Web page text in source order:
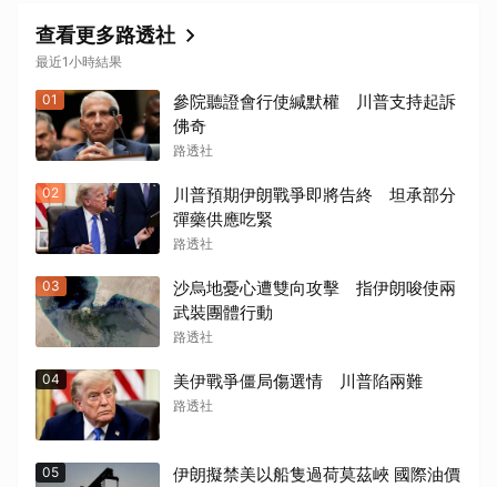
查看更多路透社
最近1小時結果
01
參院聽證會行使緘默權 川普支持起訴
佛奇
路透社
02
川普預期伊朗戰爭即將告終 坦承部分
彈藥供應吃緊
路透社
03
沙烏地憂心遭雙向攻擊 指伊朗唆使兩
武裝團體行動
路透社
04 美伊戰爭僵局傷選情 川普陷兩難
路透社
05
伊朗擬禁美以船隻過荷莫茲峽 國際油價